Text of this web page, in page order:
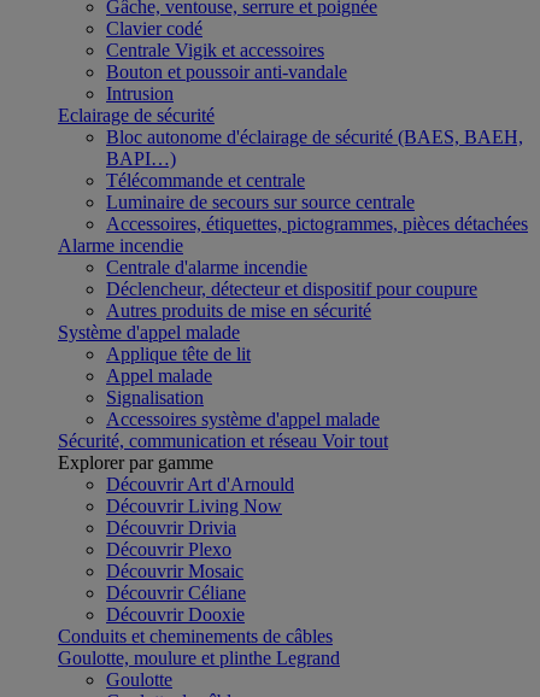
Gâche, ventouse, serrure et poignée
Clavier codé
Centrale Vigik et accessoires
Bouton et poussoir anti-vandale
Intrusion
Eclairage de sécurité
Bloc autonome d'éclairage de sécurité (BAES, BAEH,
BAPI…)
Télécommande et centrale
Luminaire de secours sur source centrale
Accessoires, étiquettes, pictogrammes, pièces détachées
Alarme incendie
Centrale d'alarme incendie
Déclencheur, détecteur et dispositif pour coupure
Autres produits de mise en sécurité
Système d'appel malade
Applique tête de lit
Appel malade
Signalisation
Accessoires système d'appel malade
Sécurité, communication et réseau Voir tout
Explorer par gamme
Découvrir Art d'Arnould
Découvrir Living Now
Découvrir Drivia
Découvrir Plexo
Découvrir Mosaic
Découvrir Céliane
Découvrir Dooxie
Conduits et cheminements de câbles
Goulotte, moulure et plinthe Legrand
Goulotte